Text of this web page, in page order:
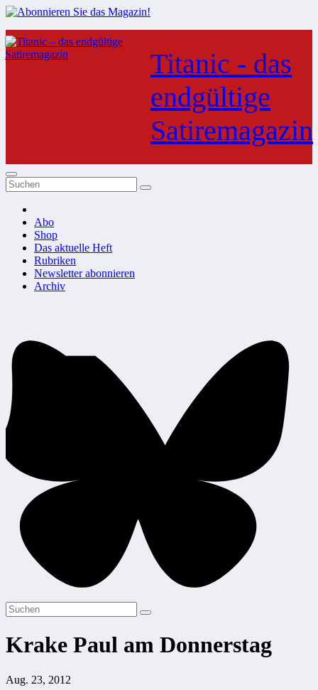
Zum
Inhalt
springen
Titanic - das
endgültige
Satiremagazin
Abo
Shop
Das aktuelle Heft
Rubriken
Newsletter abonnieren
Archiv
Krake Paul am Donnerstag
Aug. 23, 2012